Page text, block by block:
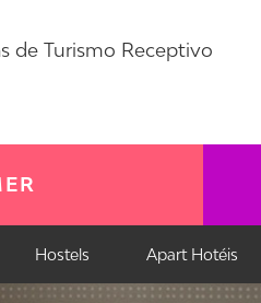
de Turismo Receptivo
Hostels Apart Hotéis